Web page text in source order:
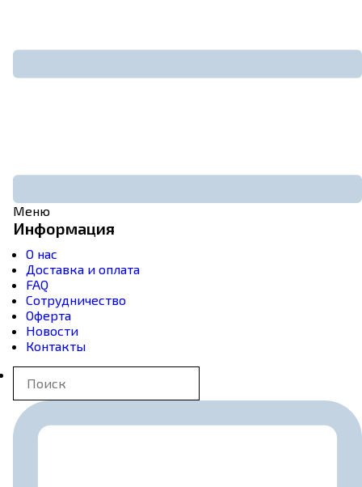
Меню
Информация
О нас
Доставка и оплата
FAQ
Сотрудничество
Оферта
Новости
Контакты